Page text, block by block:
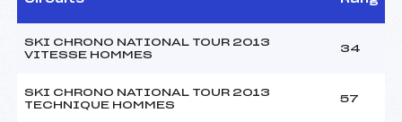
SKI CHRONO NATIONAL TOUR 2013
VITESSE HOMMES
34
SKI CHRONO NATIONAL TOUR 2013
TECHNIQUE HOMMES
57